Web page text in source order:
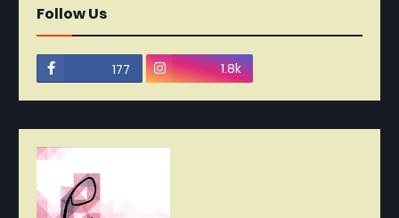
Follow Us
177 1.8k